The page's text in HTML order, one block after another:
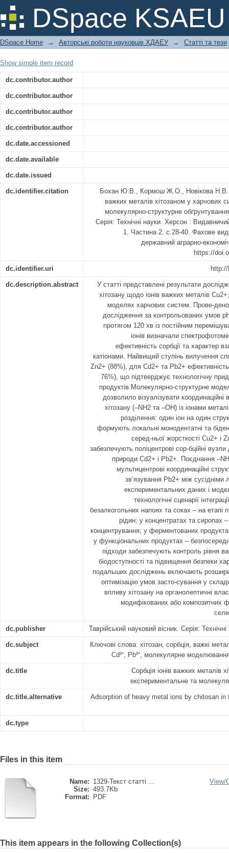
DSpace KSAEU
Сорбція іонів важких
експериментальне та молекулярно-
DSpace Home → Авторські роботи науковців ХДАЕУ → Статті та тези
Show simple item record
dc.contributor.author
dc.contributor.author
dc.contributor.author
dc.contributor.author
dc.date.accessioned
dc.date.available
dc.date.issued
dc.identifier.citation
Бохан Ю.В., Кормош Ж.О., Новікова Н.В.,
важких металів хітозаном у харчових
молекулярно-структурне
Серія: Технічні науки. Херсон :
1. Частина 2. с.28-40. Фахове
державний аграрно-
https://
dc.identifier.uri
dc.description.abstract
У статті представлені результати
хітозану щодо іонів важких металів
моделях харчових систем. Прове-
дослідження за контрольованих умов
протягом 120 хв із постійним
іонів визначали
ефективність сорбції та характер
катіонами. Найвищий ступінь вилучення
Zn2+ (88%), для Cd2+ та Pb2+
76%), що підтверджує технологічну
продуктів.Молекулярно-структурне
дозволило візуалізувати
хітозану (–NH2 та –OH) із іонами
розділення: один іон на один
формують локальні монодентатні та
серед-ньої жорсткості Cu2+ і
забезпечують поліцентрові сор-бційні
природи Cd2+ і Pb2+. Поєднання
мультицентрові координаційні
зв’язування Pb2+ між
експериментальних даних і
технологічні сценарії
безалкогольних напоях та соках – на етапі
рідин; у концентратах та сиропах –
концентрування; у ферментованих
у функціональних продуктах –
підходи забезпечують контроль рівня
біодоступності та підвищення безпеки
подальших досліджень включають
оптимізацію умов засто-сування у
впливу хітозану на органолептичні
модифікованих або композитних
dc.publisher Таврійський науковий вісник. Серія:
dc.subject
Ключові слова: хітозан, сорбція, важкі
Cd²⁺, Pb²⁺, молекулярне
dc.title
Сорбція іонів важких металів
експериментальне та
dc.title.alternative Аdsorption of heavy metal ions by chitosan
dc.type
Files in this item
Name: 1329-Текст статті ...
Size: 493.7Kb
Format:
PDF
View/
This item appears in the following Collection(s)